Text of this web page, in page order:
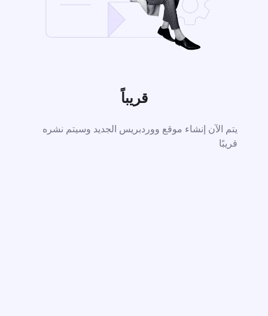
قريباً
يتم الآن إنشاء موقع ووردبريس الجديد وسيتم نشره
قريبًا